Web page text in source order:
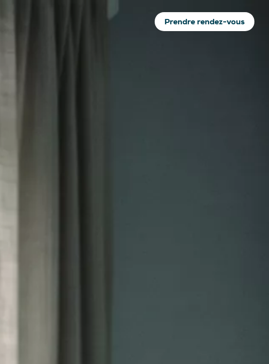
Prendre rendez-vous